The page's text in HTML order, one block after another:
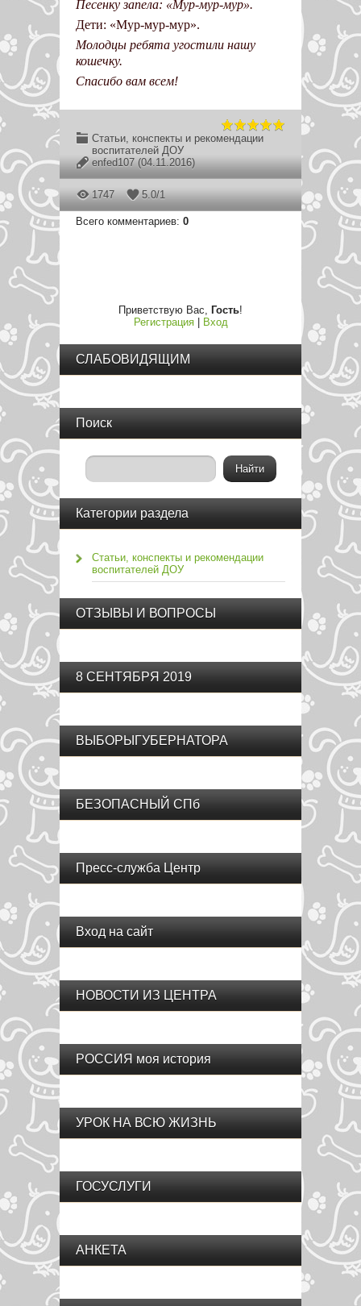
Песенку запела: «Мур-мур-мур».
Дети: «Мур-мур-мур».
Молодцы ребята угостили нашу
кошечку.
Спасибо вам всем!
Статьи, конспекты и рекомендации
воспитателей ДОУ
enfed107(04.11.2016)
1747 5.0/1
Всего комментариев: 0
Приветствую Вас, Гость!
Регистрация| Вход
СЛАБОВИДЯЩИМ
Поиск
Категории раздела
Статьи, конспекты и рекомендации
воспитателей ДОУ
ОТЗЫВЫ И ВОПРОСЫ
8 СЕНТЯБРЯ 2019
ВЫБОРЫГУБЕРНАТОРА
БЕЗОПАСНЫЙ СПб
Пресс-служба Центр
Вход на сайт
НОВОСТИ ИЗ ЦЕНТРА
РОССИЯ моя история
УРОК НА ВСЮ ЖИЗНЬ
ГОСУСЛУГИ
АНКЕТА